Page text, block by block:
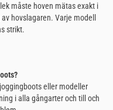
måste hoven mätas exakt i
hovslagaren. Varje modell
strikt.
eller modeller
i alla gångarter och till och